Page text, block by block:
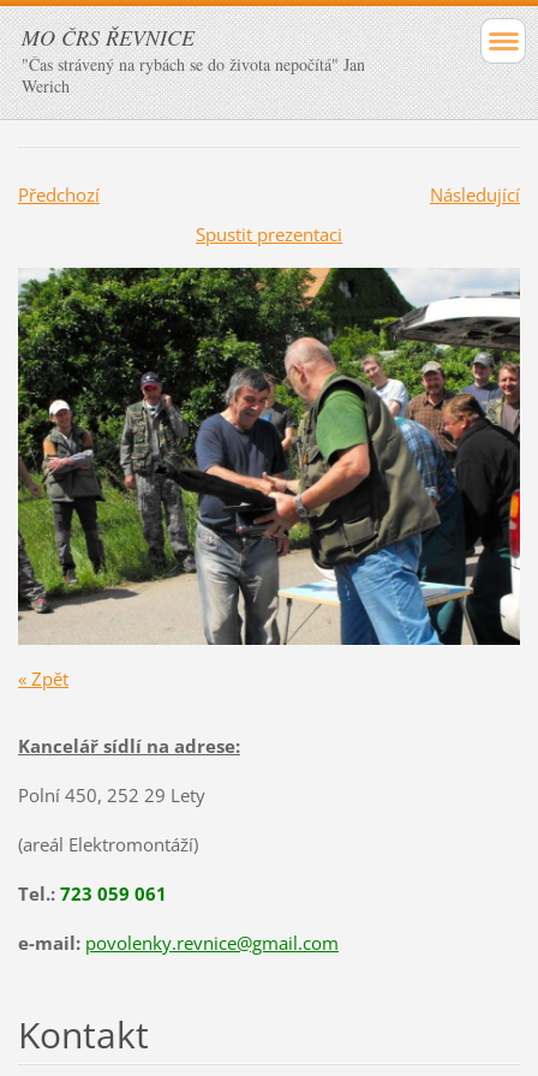
MO ČRS ŘEVNICE
"Čas strávený na rybách se do života nepočítá" Jan
Werich
Předchozí
Následující
Spustit prezentaci
« Zpět
Kancelář sídlí na adrese:
Polní 450, 252 29 Lety
(areál Elektromontáží)
Tel.: 723 059 061
e-mail: povolenky.revnice@gmail.com
Kontakt